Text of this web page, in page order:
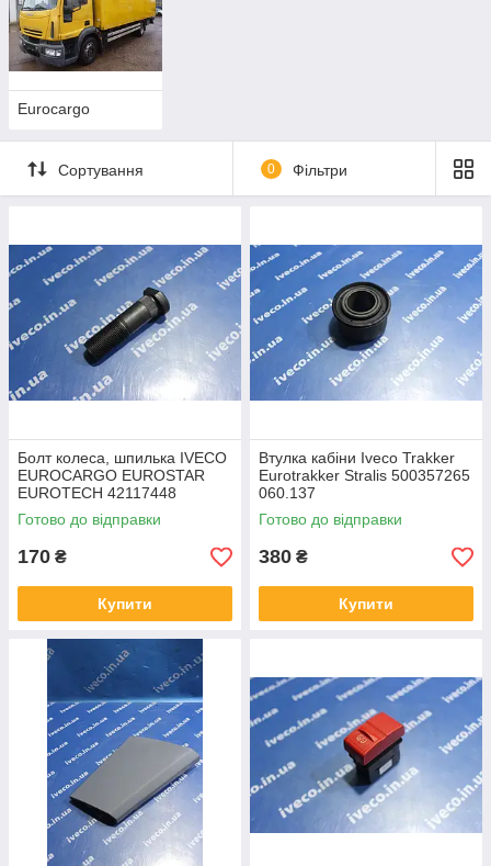
Eurocargo
Сортування 0 Фільтри
Болт колеса, шпилька IVECO
EUROCARGO EUROSTAR
EUROTECH 42117448
42064821 42116737
42117447
Готово до відправки
170 ₴
Купити
Втулка кабіни Iveco Trakker
Eurotrakker Stralis 500357265
060.137
Готово до відправки
380 ₴
Купити